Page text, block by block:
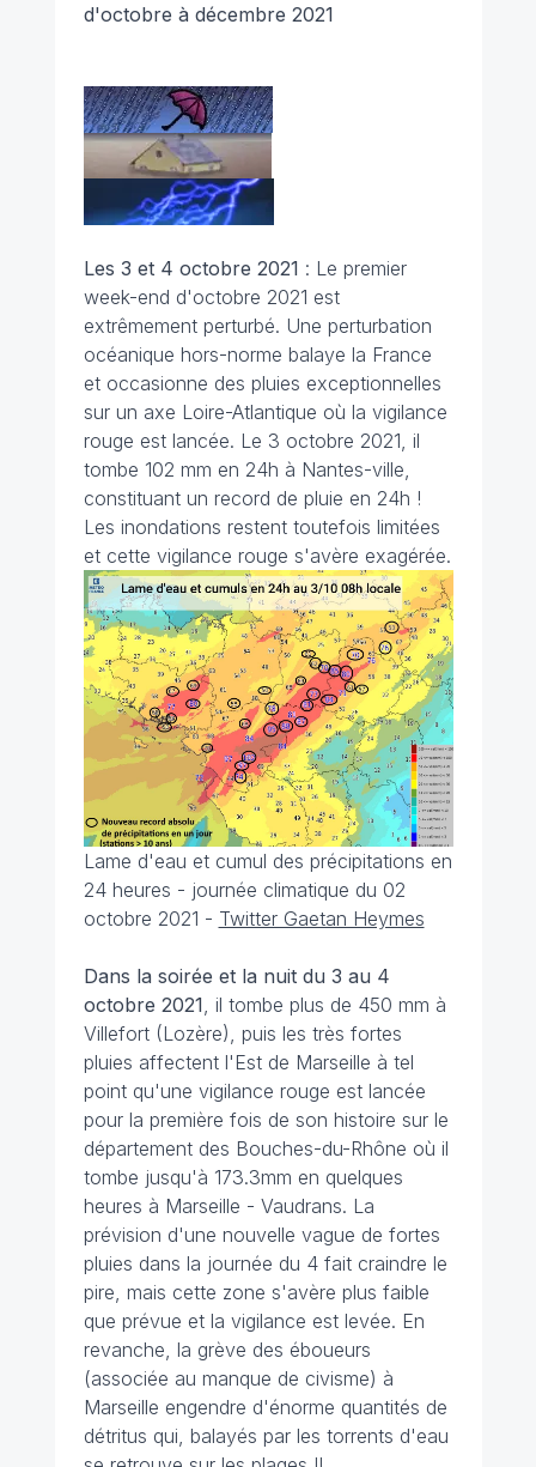
d'octobre à décembre 2021
Les 3 et 4 octobre 2021 : Le premier
week-end d'octobre 2021 est
extrêmement perturbé. Une perturbation
océanique hors-norme balaye la France
et occasionne des pluies exceptionnelles
sur un axe Loire-Atlantique où la vigilance
rouge est lancée. Le 3 octobre 2021, il
tombe 102 mm en 24h à Nantes-ville,
constituant un record de pluie en 24h !
Les inondations restent toutefois limitées
et cette vigilance rouge s'avère exagérée.
Lame d'eau et cumul des précipitations en
24 heures - journée climatique du 02
octobre 2021 - Twitter Gaetan Heymes
Dans la soirée et la nuit du 3 au 4
octobre 2021, il tombe plus de 450 mm à
Villefort (Lozère), puis les très fortes
pluies affectent l'Est de Marseille à tel
point qu'une vigilance rouge est lancée
pour la première fois de son histoire sur le
département des Bouches-du-Rhône où il
tombe jusqu'à 173.3mm en quelques
heures à Marseille - Vaudrans. La
prévision d'une nouvelle vague de fortes
pluies dans la journée du 4 fait craindre le
pire, mais cette zone s'avère plus faible
que prévue et la vigilance est levée. En
revanche, la grève des éboueurs
(associée au manque de civisme) à
Marseille engendre d'énorme quantités de
détritus qui, balayés par les torrents d'eau